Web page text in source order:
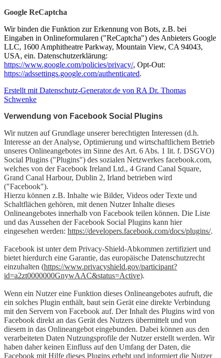
Google ReCaptcha
Wir binden die Funktion zur Erkennung von Bots, z.B. bei
Eingaben in Onlineformularen ("ReCaptcha") des Anbieters Google
LLC, 1600 Amphitheatre Parkway, Mountain View, CA 94043,
USA, ein. Datenschutzerklärung:
https://www.google.com/policies/privacy/, Opt-Out:
https://adssettings.google.com/authenticated.
Erstellt mit Datenschutz-Generator.de von RA Dr. Thomas
Schwenke
Verwendung von Facebook Social Plugins
Wir nutzen auf Grundlage unserer berechtigten Interessen (d.h.
Interesse an der Analyse, Optimierung und wirtschaftlichem Betrieb
unseres Onlineangebotes im Sinne des Art. 6 Abs. 1 lit. f. DSGVO)
Social Plugins ("Plugins") des sozialen Netzwerkes facebook.com,
welches von der Facebook Ireland Ltd., 4 Grand Canal Square,
Grand Canal Harbour, Dublin 2, Irland betrieben wird
("Facebook").
Hierzu können z.B. Inhalte wie Bilder, Videos oder Texte und
Schaltflächen gehören, mit denen Nutzer Inhalte dieses
Onlineangebotes innerhalb von Facebook teilen können. Die Liste
und das Aussehen der Facebook Social Plugins kann hier
eingesehen werden: https://developers.facebook.com/docs/plugins/.
Facebook ist unter dem Privacy-Shield-Abkommen zertifiziert und
bietet hierdurch eine Garantie, das europäische Datenschutzrecht
einzuhalten (https://www.privacyshield.gov/participant?
id=a2zt0000000GnywAAC&status=Active).
Wenn ein Nutzer eine Funktion dieses Onlineangebotes aufruft, die
ein solches Plugin enthält, baut sein Gerät eine direkte Verbindung
mit den Servern von Facebook auf. Der Inhalt des Plugins wird von
Facebook direkt an das Gerät des Nutzers übermittelt und von
diesem in das Onlineangebot eingebunden. Dabei können aus den
verarbeiteten Daten Nutzungsprofile der Nutzer erstellt werden. Wir
haben daher keinen Einfluss auf den Umfang der Daten, die
Facebook mit Hilfe dieses Plugins erhebt und informiert die Nutzer